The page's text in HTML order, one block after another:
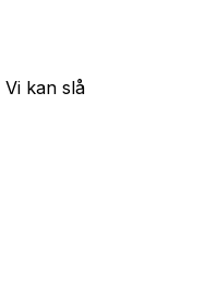
Vi kan slå